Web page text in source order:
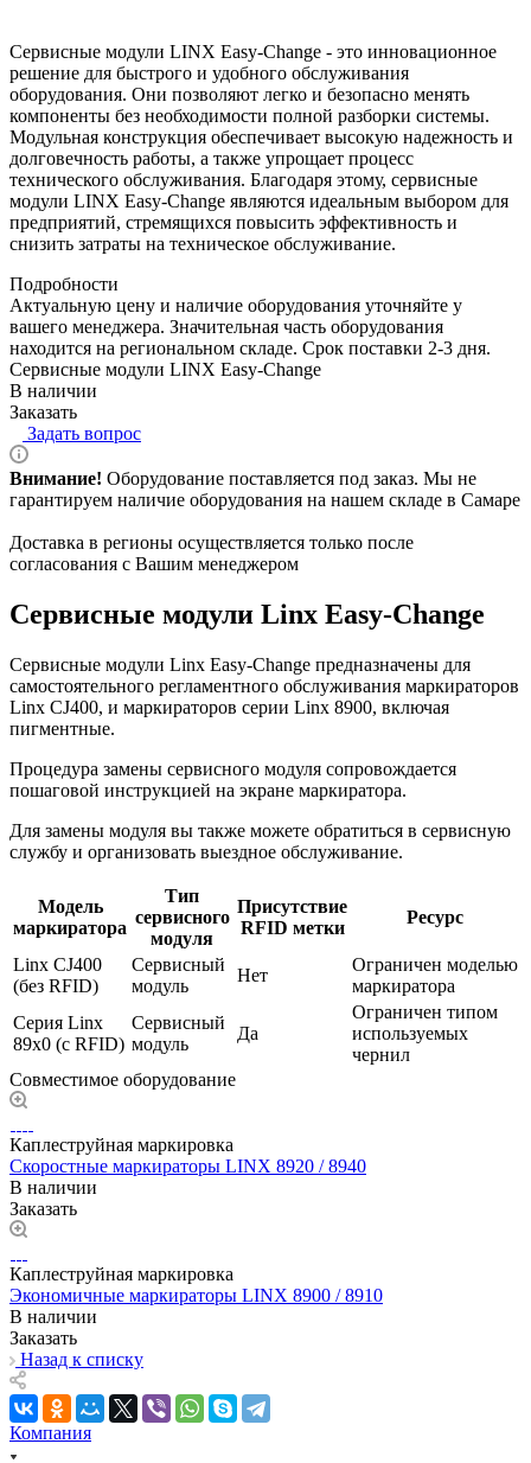
Сервисные модули LINX Easy-Change - это инновационное
решение для быстрого и удобного обслуживания
оборудования. Они позволяют легко и безопасно менять
компоненты без необходимости полной разборки системы.
Модульная конструкция обеспечивает высокую надежность и
долговечность работы, а также упрощает процесс
технического обслуживания. Благодаря этому, сервисные
модули LINX Easy-Change являются идеальным выбором для
предприятий, стремящихся повысить эффективность и
снизить затраты на техническое обслуживание.
Подробности
Актуальную цену и наличие оборудования уточняйте у
вашего менеджера. Значительная часть оборудования
находится на региональном складе. Срок поставки 2-3 дня.
Сервисные модули LINX Easy-Change
В наличии
Заказать
Задать вопрос
Внимание! Оборудование поставляется под заказ. Мы не
гарантируем наличие оборудования на нашем складе в Самаре
Доставка в регионы осуществляется только после
согласования с Вашим менеджером
Сервисные модули Linx Easy-Change
Сервисные модули Linx Easy-Change предназначены для
самостоятельного регламентного обслуживания маркираторов
Linx CJ400, и маркираторов серии Linx 8900, включая
пигментные.
Процедура замены сервисного модуля сопровождается
пошаговой инструкцией на экране маркиратора.
Для замены модуля вы также можете обратиться в сервисную
службу и организовать выездное обслуживание.
Модель
маркиратора
Тип
сервисного
модуля
Присутствие
RFID метки
Ресурс
Linx CJ400
(без RFID)
Сервисный
модуль
Нет
Ограничен моделью
маркиратора
Серия Linx
89x0 (с RFID)
Сервисный
модуль
Да
Ограничен типом
используемых
чернил
Совместимое оборудование
Каплеструйная маркировка
Скоростные маркираторы LINX 8920 / 8940
В наличии
Заказать
Каплеструйная маркировка
Экономичные маркираторы LINX 8900 / 8910
В наличии
Заказать
Назад к списку
Компания